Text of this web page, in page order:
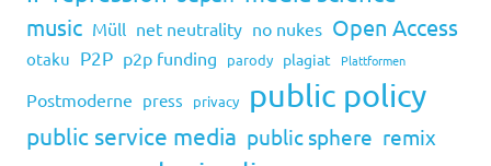
music Müll net neutrality no nukes Open Access
otaku P2P p2p funding parody plagiat Plattformen
Postmoderne press privacy public policy
public service media public sphere remix